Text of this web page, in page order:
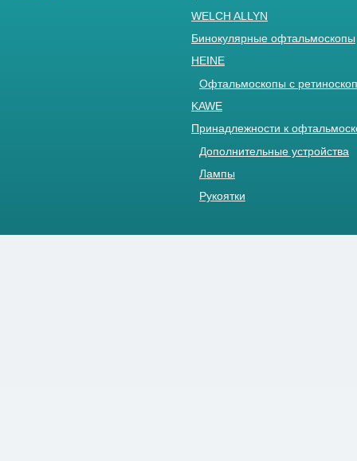
WELCH ALLYN
Бинокулярные офтальмоскопы
HEINE
Офтальмоскопы с
KAWE
Принадлежности к
Дополнительные устройства
Лампы
Рукоятки